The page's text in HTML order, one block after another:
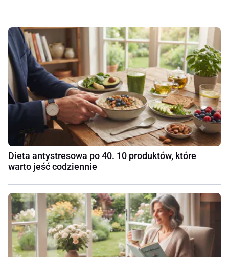
Dieta antystresowa po 40. 10 produktów, które
warto jeść codziennie